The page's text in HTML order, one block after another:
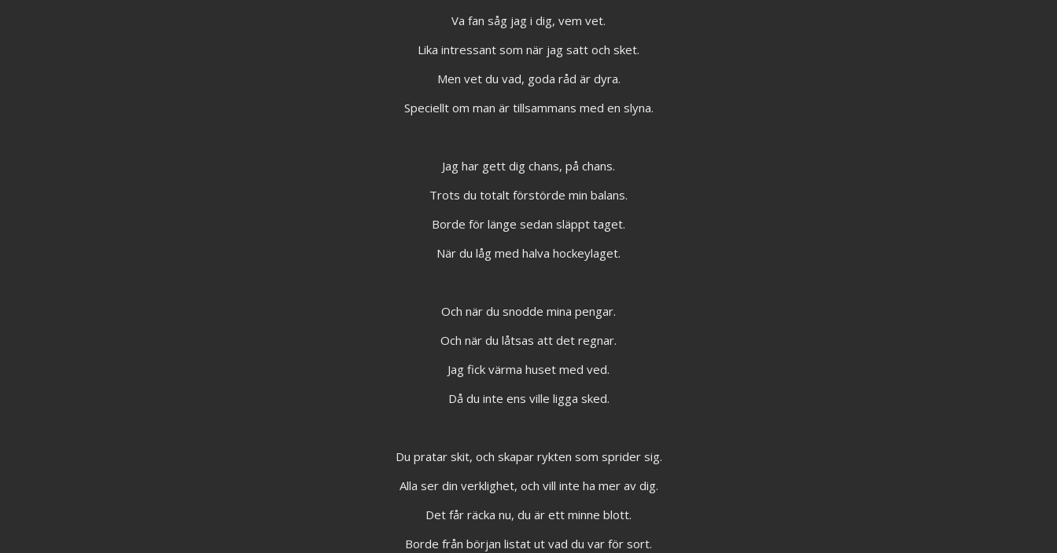
Va fan såg jag i dig, vem vet.
Lika intressant som när jag satt och sket.
Men vet du vad, goda råd är dyra.
Speciellt om man är tillsammans med en slyna.
Jag har gett dig chans, på chans.
Trots du totalt förstörde min balans.
Borde för länge sedan släppt taget.
När du låg med halva hockeylaget.
Och när du snodde mina pengar.
Och när du låtsas att det regnar.
Jag fick värma huset med ved.
Då du inte ens ville ligga sked.
Du pratar skit, och skapar rykten som sprider sig.
Alla ser din verklighet, och vill inte ha mer av dig.
Det får räcka nu, du är ett minne blott.
Borde från början listat ut vad du var för sort.